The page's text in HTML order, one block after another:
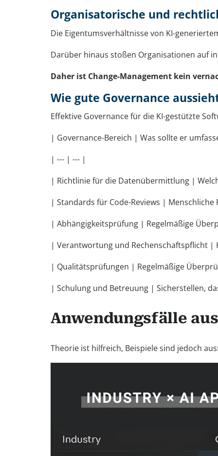
Organisatorische und
Die Eigentumsverhältnisse von KI-
Darüber hinaus stoßen Organisationen auf
Daher ist Change-Management kein
Wie gute Governance
Effektive Governance für die KI-gestützte
| Governance-Bereich | Was sollte er
| --- | --- |
| Richtlinie für die Datenübermittlung |
| Standards für Code-Reviews |
| Abhängigkeitsprüfung | Regelmäßige
| Verantwortung und Rechenschaftspflicht |
| Qualitätsprüfungen | Regelmäßige
| Schulung und Betreuung | Sicherstellen,
Anwendungsfälle
Theorie ist hilfreich, Beispiele sind jedoch